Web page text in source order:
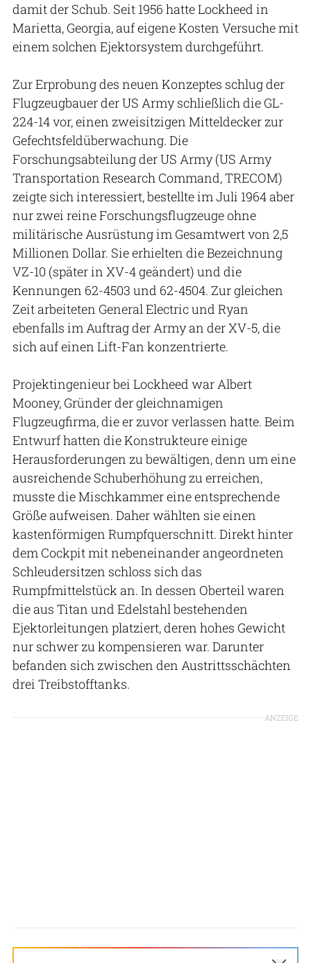
damit der Schub. Seit 1956 hatte Lockheed in
Marietta, Georgia, auf eigene Kosten Versuche mit
einem solchen Ejektorsystem durchgeführt.
Zur Erprobung des neuen Konzeptes schlug der
Flugzeugbauer der US Army schließlich die GL-
224-14 vor, einen zweisitzigen Mitteldecker zur
Gefechtsfeldüberwachung. Die
Forschungsabteilung der US Army (US Army
Transportation Research Command, TRECOM)
zeigte sich interessiert, bestellte im Juli 1964 aber
nur zwei reine Forschungsflugzeuge ohne
militärische Ausrüstung im Gesamtwert von 2,5
Millionen Dollar. Sie erhielten die Bezeichnung
VZ-10 (später in XV-4 geändert) und die
Kennungen 62-4503 und 62-4504. Zur gleichen
Zeit arbeiteten General Electric und Ryan
ebenfalls im Auftrag der Army an der XV-5, die
sich auf einen Lift-Fan konzentrierte.
Projektingenieur bei Lockheed war Albert
Mooney, Gründer der gleichnamigen
Flugzeugfirma, die er zuvor verlassen hatte. Beim
Entwurf hatten die Konstrukteure einige
Herausforderungen zu bewältigen, denn um eine
ausreichende Schuberhöhung zu erreichen,
musste die Mischkammer eine entsprechende
Größe aufweisen. Daher wählten sie einen
kastenförmigen Rumpfquerschnitt. Direkt hinter
dem Cockpit mit nebeneinander angeordneten
Schleudersitzen schloss sich das
Rumpfmittelstück an. In dessen Oberteil waren
die aus Titan und Edelstahl bestehenden
Ejektorleitungen platziert, deren hohes Gewicht
nur schwer zu kompensieren war. Darunter
befanden sich zwischen den Austrittsschächten
drei Treibstofftanks.
ANZEIGE